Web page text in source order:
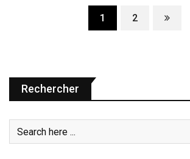
1 2
Rechercher